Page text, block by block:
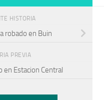
HISTORIA
robado en Buin
PREVIA
en Estacion Central